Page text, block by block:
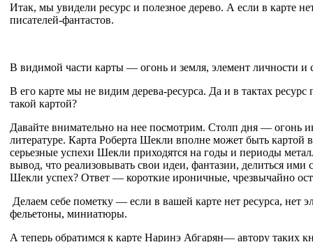
Итак, мы увидели ресурс и полезное дерево. А если в
писателей-фантастов.
В видимой части карты — огонь и земля, элемент личности и
В его карте мы не видим дерева-ресурса. Да и в тактах
такой картой?
Давайте внимательно на нее посмотрим. Столп дня — огонь
литературе. Карта Роберта Шекли вполне может быть
серьезные успехи Шекли приходятся на годы и периоды
вывод, что реализовывать свои идеи, фантазии, делиться
Шекли успех? Ответ — короткие ироничные, чрезвычайно
Делаем себе пометку — если в вашей карте нет ресурса,
фельетоны, миниатюры.
А теперь обратимся к карте Наринэ Абгарян— автору таких